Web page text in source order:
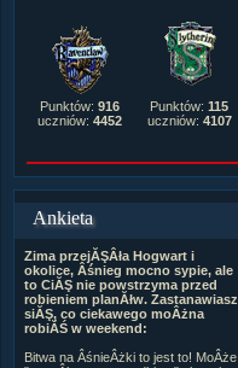
Punktów: 916
uczniów: 4452
Punktów: 115
uczniów: 4107
Ankieta
Zima przejĂŞÂła Hogwart i
okolice, Âśnieg mocno sypie, ale
to CiĂŞ nie powstrzyma przed
robieniem planĂłw. Zastanawiasz
siĂŞ, co ciekawego moÂżna
robiĂŚ w weekend:
Bitwa na ÂśnieÂżki to jest to! MoÂże